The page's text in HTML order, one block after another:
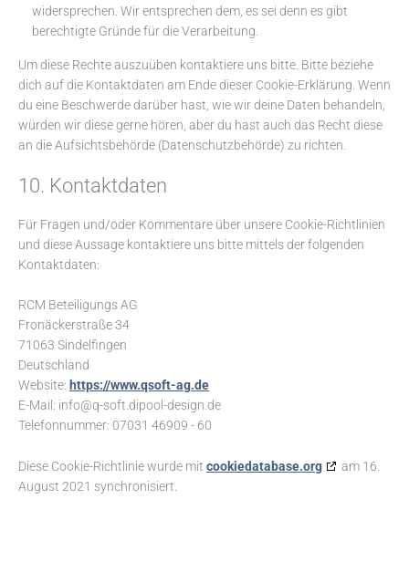
widersprechen. Wir entsprechen dem, es sei denn es gibt
berechtigte Gründe für die Verarbeitung.
Um diese Rechte auszuüben kontaktiere uns bitte. Bitte beziehe
dich auf die Kontaktdaten am Ende dieser Cookie-Erklärung. Wenn
du eine Beschwerde darüber hast, wie wir deine Daten behandeln,
würden wir diese gerne hören, aber du hast auch das Recht diese
an die Aufsichtsbehörde (Datenschutzbehörde) zu richten.
10. Kontaktdaten
Für Fragen und/oder Kommentare über unsere Cookie-Richtlinien
und diese Aussage kontaktiere uns bitte mittels der folgenden
Kontaktdaten:
RCM Beteiligungs AG
Fronäckerstraße 34
71063 Sindelfingen
Deutschland
Website: https://www.qsoft-ag.de
E-Mail: info@q-soft.dipool-design.de
Telefonnummer: 07031 46909 - 60
Diese Cookie-Richtlinie wurde mit cookiedatabase.org
am 16.
August 2021 synchronisiert.